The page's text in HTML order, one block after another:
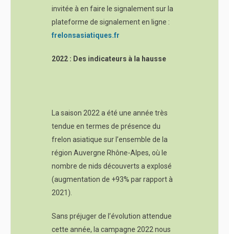
invitée à en faire le signalement sur la
plateforme de signalement en ligne :
frelonsasiatiques.fr
2022 : Des indicateurs à la hausse
La saison 2022 a été une année très
tendue en termes de présence du
frelon asiatique sur l’ensemble de la
région Auvergne Rhône-Alpes, où le
nombre de nids découverts a explosé
(augmentation de +93% par rapport à
2021).
Sans préjuger de l’évolution attendue
cette année, la campagne 2022 nous